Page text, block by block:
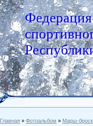
Федерация
Главная » Фотоальбом » Марш-